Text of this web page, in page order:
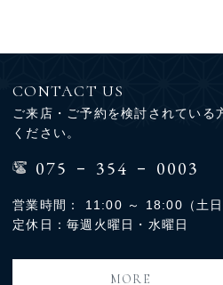
CONTACT US
ご来店・ご予約を検討されている
ください。
075 - 354 - 0003
営業時間： 11:00 ～ 18:00（土
定休日：毎週火曜日・水曜日
MORE